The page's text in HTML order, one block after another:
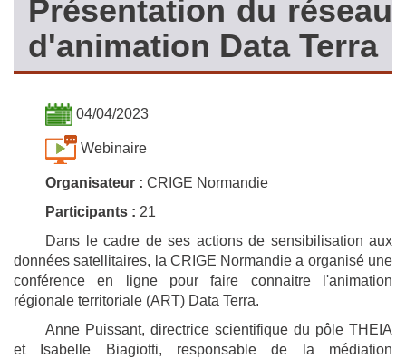
Présentation du réseau
d'animation Data Terra
04/04/2023
Webinaire
Organisateur : CRIGE Normandie
Participants : 21
Dans le cadre de ses actions de sensibilisation aux
données satellitaires, la CRIGE Normandie a organisé une
conférence en ligne pour faire connaitre l'animation
régionale territoriale (ART) Data Terra.
Anne Puissant, directrice scientifique du pôle THEIA
et Isabelle Biagiotti, responsable de la médiation